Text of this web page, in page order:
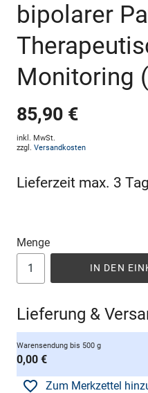
bipolarer
Monitoring
85,90 €
inkl. MwSt.
zzgl. Versandkosten
Lieferzeit max. 3
Menge
IN DEN
Lieferung &
Warensendung bis 500 g
0,00 €
Zum Merkzettel